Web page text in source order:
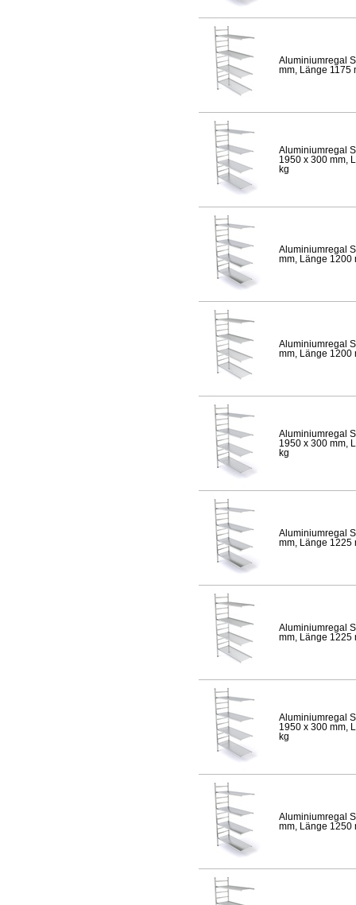
Aluminiumregal
mm, Länge 1175
Aluminiumregal
1950 x 300 mm,
kg
Aluminiumregal
mm, Länge 1200
Aluminiumregal
mm, Länge 1200
Aluminiumregal
1950 x 300 mm,
kg
Aluminiumregal
mm, Länge 1225
Aluminiumregal
mm, Länge 1225
Aluminiumregal
1950 x 300 mm,
kg
Aluminiumregal
mm, Länge 1250